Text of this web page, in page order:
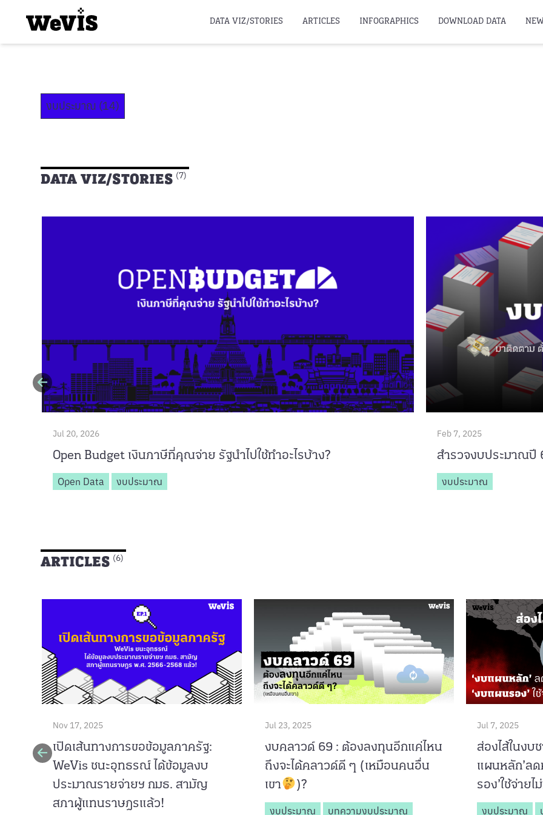
DATA VIZ/STORIES ARTICLES INFOGRAPHICS DOWNLOAD DATA
งบประมาณ (14)
DATA VIZ/STORIES (7)
Jul 20, 2026
Open Budget เงินภาษีที่คุณจ่าย รัฐนำไปใช้ทำอะไรบ้าง?
Open Data งบประมาณ
Feb 7, 2025
สำรวจงบประมาณปี
งบประมาณ
ARTICLES (6)
Nov 17, 2025
เปิดเส้นทางการขอข้อมูลภาครัฐ:
WeVis ชนะอุทธรณ์ ได้ข้อมูลงบ
ประมาณรายจ่ายฯ กมธ. สามัญ
สภาผู้แทนราษฎรแล้ว!
Jul 23, 2025
งบคลาวด์ 69 : ต้องลงทุนอีกแค่ไหน
ถึงจะได้คลาวด์ดี ๆ (เหมือนคนอื่น
เขา
)?
งบประมาณ บทความงบประมาณ
Jul 7, 2025
ส่องไส้ในงบ
แผนหลัก’ล
รอง’ใช้จ่าย
งบประมาณ